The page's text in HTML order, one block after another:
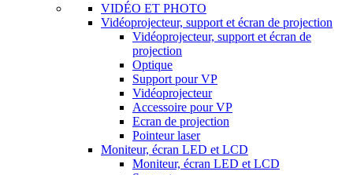
VIDÉO ET PHOTO
Vidéoprojecteur, support et écran de projection
Vidéoprojecteur, support et écran de
projection
Optique
Support pour VP
Vidéoprojecteur
Accessoire pour VP
Ecran de projection
Pointeur laser
Moniteur, écran LED et LCD
Moniteur, écran LED et LCD